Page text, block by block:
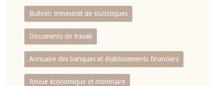
Bulletin trimestriel de statistiques
Documents de travail
Annuaire des banques et établissements financiers
Revue économique et monétaire